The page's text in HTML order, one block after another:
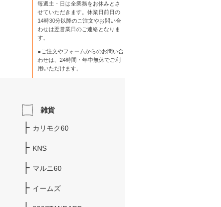
毎週土・日は全業務をお休みとさ
せていただきます。休業日前日の
14時30分以降のご注文やお問い合
わせは翌営業日のご連絡となりま
す。
●ご注文やフォームからのお問い合
わせは、 24時間・年中無休でご利
用いただけます。
雑貨
カリモク60
KNS
マルニ60
イームズ